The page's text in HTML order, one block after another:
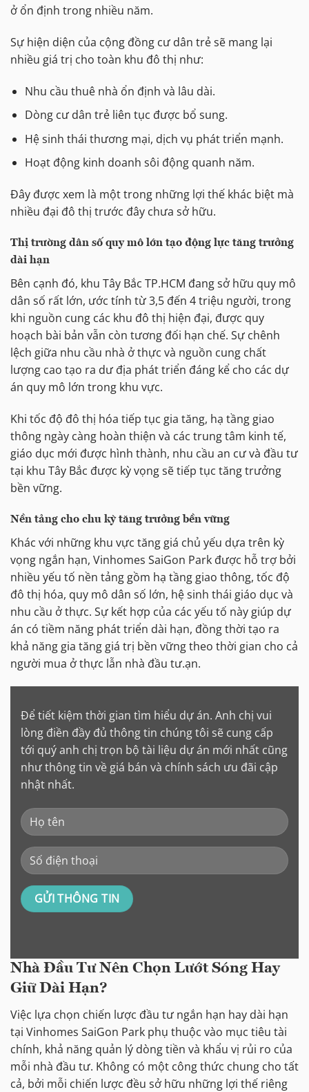
ở ổn định trong nhiều năm.
Sự hiện diện của cộng đồng cư dân trẻ sẽ mang lại
nhiều giá trị cho toàn khu đô thị như:
Nhu cầu thuê nhà ổn định và lâu dài.
Dòng cư dân trẻ liên tục được bổ sung.
Hệ sinh thái thương mại, dịch vụ phát triển mạnh.
Hoạt động kinh doanh sôi động quanh năm.
Đây được xem là một trong những lợi thế khác biệt mà
nhiều đại đô thị trước đây chưa sở hữu.
Thị trường dân số quy mô lớn tạo động lực tăng trưởng
dài hạn
Bên cạnh đó, khu Tây Bắc TP.HCM đang sở hữu quy mô
dân số rất lớn, ước tính từ 3,5 đến 4 triệu người, trong
khi nguồn cung các khu đô thị hiện đại, được quy
hoạch bài bản vẫn còn tương đối hạn chế. Sự chênh
lệch giữa nhu cầu nhà ở thực và nguồn cung chất
lượng cao tạo ra dư địa phát triển đáng kể cho các dự
án quy mô lớn trong khu vực.
Khi tốc độ đô thị hóa tiếp tục gia tăng, hạ tầng giao
thông ngày càng hoàn thiện và các trung tâm kinh tế,
giáo dục mới được hình thành, nhu cầu an cư và đầu tư
tại khu Tây Bắc được kỳ vọng sẽ tiếp tục tăng trưởng
bền vững.
Nền tảng cho chu kỳ tăng trưởng bền vững
Khác với những khu vực tăng giá chủ yếu dựa trên kỳ
vọng ngắn hạn, Vinhomes SaiGon Park được hỗ trợ bởi
nhiều yếu tố nền tảng gồm hạ tầng giao thông, tốc độ
đô thị hóa, quy mô dân số lớn, hệ sinh thái giáo dục và
nhu cầu ở thực. Sự kết hợp của các yếu tố này giúp dự
án có tiềm năng phát triển dài hạn, đồng thời tạo ra
khả năng gia tăng giá trị bền vững theo thời gian cho cả
người mua ở thực lẫn nhà đầu tư.ạn.
Để tiết kiệm thời gian tìm hiểu dự án. Anh chị vui
lòng điền đầy đủ thông tin chúng tôi sẽ cung cấp
tới quý anh chị trọn bộ tài liệu dự án mới nhất cũng
như thông tin về giá bán và chính sách ưu đãi cập
nhật nhất.
Nhà Đầu Tư Nên Chọn Lướt Sóng Hay
Giữ Dài Hạn?
Việc lựa chọn chiến lược đầu tư ngắn hạn hay dài hạn
tại Vinhomes SaiGon Park phụ thuộc vào mục tiêu tài
chính, khả năng quản lý dòng tiền và khẩu vị rủi ro của
mỗi nhà đầu tư. Không có một công thức chung cho tất
cả, bởi mỗi chiến lược đều sở hữu những lợi thế riêng